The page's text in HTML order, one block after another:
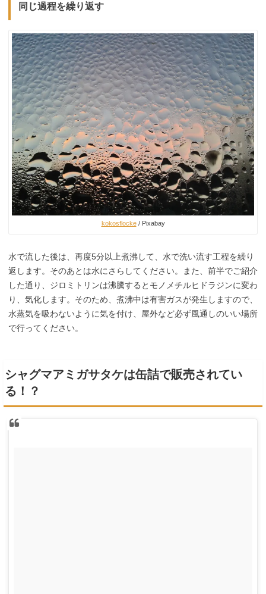
同じ過程を繰り返す
kokosflocke/ Pixabay
水で流した後は、再度5分以上煮沸して、水で洗い流す工程を繰り
返します。そのあとは水にさらしてください。また、前半でご紹介
した通り、ジロミトリンは沸騰するとモノメチルヒドラジンに変わ
り、気化します。そのため、煮沸中は有害ガスが発生しますので、
水蒸気を吸わないように気を付け、屋外など必ず風通しのいい場所
で行ってください。
シャグマアミガサタケは缶詰で販売されてい
る！？